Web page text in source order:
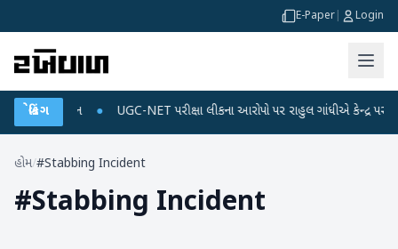
E-Paper Login
બ્રેકિંગ
ડેટા પ્લાન ● UGC-NET પરીક્ષા લીકના આરોપો પર રાહુલ ગાંધીએ કેન્દ્ર પર પ્રહાર
હોમ/#Stabbing Incident
#Stabbing Incident